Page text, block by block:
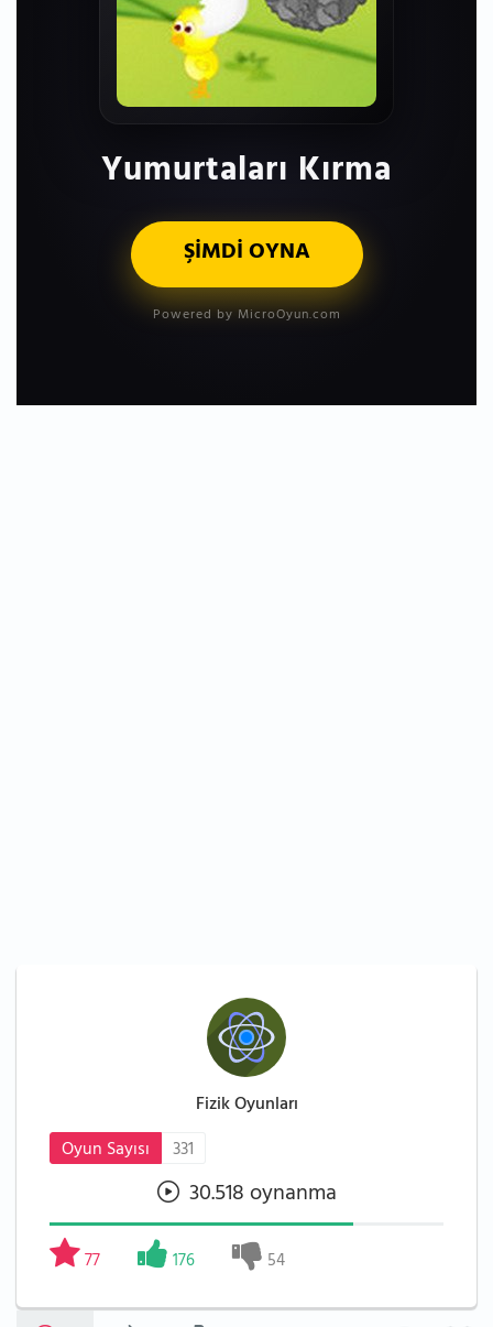
Yumurtaları Kırma
ŞİMDİ OYNA
Powered by MicroOyun.com
Fizik Oyunları
Oyun Sayısı
331
30.518 oynanma
77 176 54